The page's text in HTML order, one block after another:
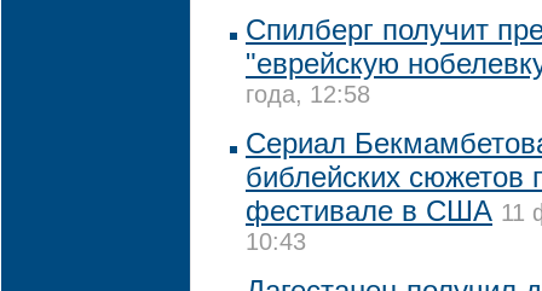
Спилберг получит
"еврейскую
года, 12:58
Сериал
библейских сюжетов
фестивале в США 11
10:43